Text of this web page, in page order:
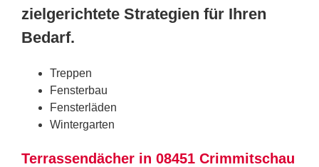
zielgerichtete Strategien für Ihren
Bedarf.
Treppen
Fensterbau
Fensterläden
Wintergarten
Terrassendächer in 08451 Crimmitschau